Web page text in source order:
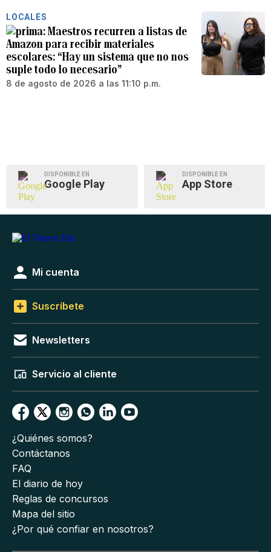
LOCALES
Maestros recurren a listas de
Amazon para recibir materiales
escolares: “Hay un sistema que no nos
suple todo lo necesario”
8 de agosto de 2026 a las 11:10 p.m.
DISPONIBLE EN
Google Play
DISPONIBLE EN
App Store
Mi cuenta
Suscríbete
Newsletters
Servicio al cliente
¿Quiénes somos?
Contáctanos
FAQ
El diario de hoy
Reglas de concursos
Mapa del sitio
¿Por qué confiar en nosotros?